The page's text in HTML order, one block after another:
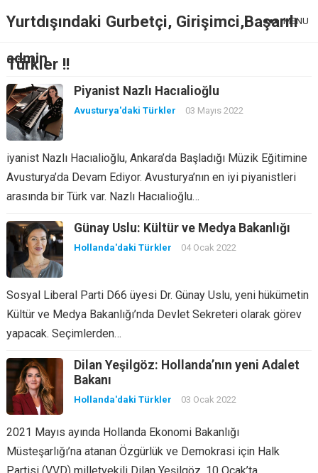
Yurtdışındaki Gurbetçi, Girişimci,Başarılı
Türkler !!
MENU
admin
Piyanist Nazlı Hacıalioğlu
Avusturya'daki Türkler 03 Mayıs 2022
iyanist Nazlı Hacıalioğlu, Ankara’da Başladığı Müzik Eğitimine
Avusturya’da Devam Ediyor. Avusturya’nın en iyi piyanistleri
arasında bir Türk var. Nazlı Hacıalioğlu…
Günay Uslu: Kültür ve Medya Bakanlığı
Hollanda'daki Türkler 04 Ocak 2022
Sosyal Liberal Parti D66 üyesi Dr. Günay Uslu, yeni hükümetin
Kültür ve Medya Bakanlığı’nda Devlet Sekreteri olarak görev
yapacak. Seçimlerden…
Dilan Yeşilgöz: Hollanda’nın yeni Adalet
Bakanı
Hollanda'daki Türkler 03 Ocak 2022
2021 Mayıs ayında Hollanda Ekonomi Bakanlığı
Müsteşarlığı’na atanan Özgürlük ve Demokrasi için Halk